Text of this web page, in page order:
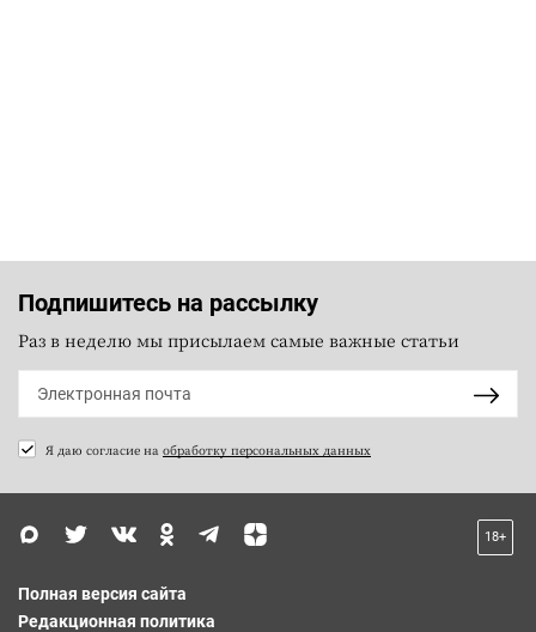
Подпишитесь на рассылку
Раз в неделю мы присылаем самые важные статьи
Я даю согласие на обработку персональных данных
18+
Полная версия сайта
Редакционная политика